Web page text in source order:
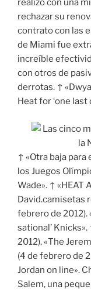
realizó con una
rechazar su
contrato con las
de Miami fue
increíble
con otros de
derrotas. ↑
Heat for ‘one last
↑ «Otra baja para
los Juegos
Wade». ↑ «HEAT
David.camisetas
febrero de 2012).
sational’
2012). «The
(4 de febrero de
Jordan on line».
Salem, una